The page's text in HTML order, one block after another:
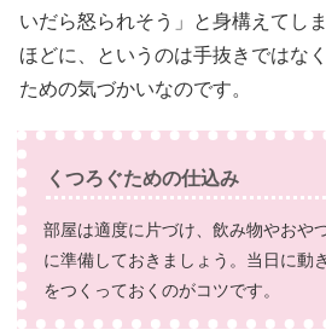
いだら怒られそう」と身構えてし
ほどに、というのは手抜きではな
ための気づかいなのです。
くつろぐための仕込み
部屋は適度に片づけ、飲み物やおや
に準備しておきましょう。当日に動
をつくっておくのがコツです。